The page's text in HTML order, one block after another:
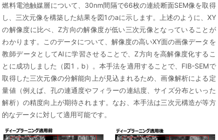
燃料電池触媒層について、30nm間隔で66枚の連続断面SEM像を取得
し、三次元像を構築した結果を図1のaに示します。上述のように、XY
の解像度に比べ、Z方向の解像度が低い三次元像となっていることが
わかります。このデータについて、解像度の高いXY面の画像データを
教師データとしてAIに学習させることで、Z方向を高解像度化するこ
とに成功しました（図1，b）。本手法を適用することで、FIB-SEMで
取得した三次元像の分解能向上が見込まれるため、画像解析による定
量値（例えば、孔の連通度やフィラーの連結度、サイズ分布といった
解析）の精度向上が期待されます。なお、本手法は三次元構造が等方
的なデータに対して適用可能です。